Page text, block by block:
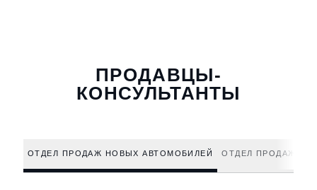
ПРОДАВЦЫ-
КОНСУЛЬТАНТЫ
ОТДЕЛ ПРОДАЖ НОВЫХ АВТОМОБИЛЕЙ ОТДЕЛ ПРОДАЖ